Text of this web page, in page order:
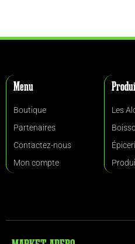
Menu
Boutique
Partenaires
Contactez-nous
Mon compte
Les